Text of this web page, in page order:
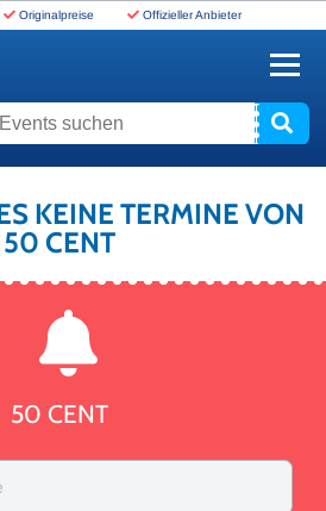
Originalpreise Offizieller Anbieter
suchen
KEINE TERMINE VON
50 CENT
50 CENT